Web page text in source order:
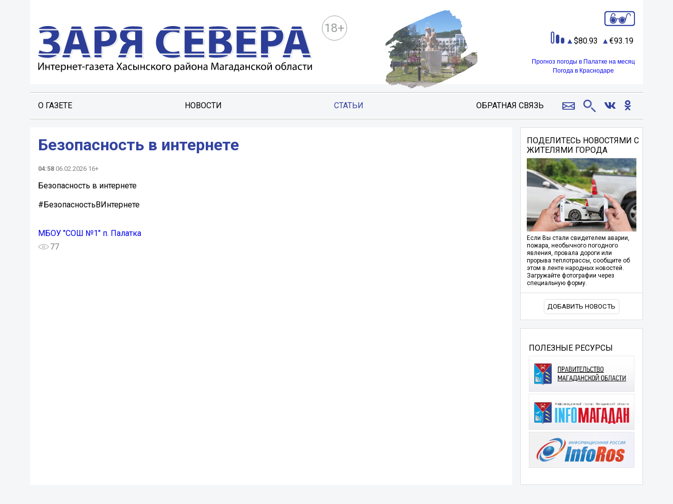
18+
80.93 93.19
Прогноз погоды в Палатке на месяц
Погода в Краснодаре
О ГАЗЕТЕ НОВОСТИ СТАТЬИ ОБРАТНАЯ СВЯЗЬ
Безопасность в интернете
04:58 06.02.2026 16+
Безопасность в интернете
#БезопасностьВИнтернете
МБОУ "СОШ №1" п. Палатка
77
ПОДЕЛИТЕСЬ НОВОСТЯМИ С
ЖИТЕЛЯМИ ГОРОДА
Если Вы стали свидетелем аварии,
пожара, необычного погодного
явления, провала дороги или
прорыва теплотрассы, сообщите об
этом в ленте народных новостей.
Загружайте фотографии через
специальную форму.
ДОБАВИТЬ НОВОСТЬ
ПОЛЕЗНЫЕ РЕСУРСЫ